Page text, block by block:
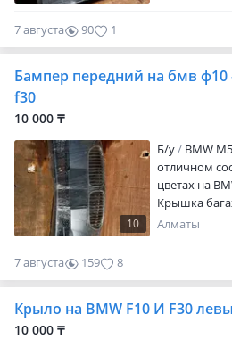
7 августа 90 1
Бампер передний на бмв
f30
10 000 ₸
10
Б/y BMW M5
отличном
цветах на
Крышка
уточнять
Алматы
7 августа 159 8
Крыло на BMW F10 И F30
10 000 ₸